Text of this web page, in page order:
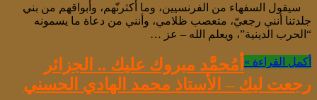
سيقول السفهاء من الفرنسيين، وما أكثرنّهم، وأبواقهم من بني
جلدتنا أنني رجعيّ، متعصب ظلامي، وأنني من دعاة ما يسمونه
“الحرب الدينية”، ويعلم الله – عز …
أكمل القراءة » أمُحمَّد مبروك عليك .. الجزائر
رجعت ليك – الأستاذ محمد الهادي الحسني